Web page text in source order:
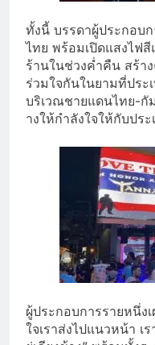
ทั้งนี้ บรรดาผู้ประกอบ
ไทย พร้อมเปิดแสงไฟสี
ร้านในช่วงค่ำคืน สร้า
ร่วมใจกันในยามที่ประ
บริเวณชายแดนไทย-กั
างให้กำลังใจให้กับประ
ผู้ประกอบการรายหนึ่ง
ใจเราส่งไปแนวหน้า เ